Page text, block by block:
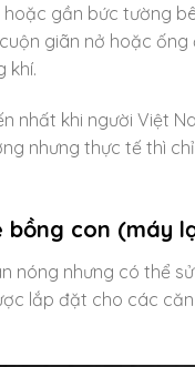
gần bức tường
giãn nở hoặc
khí.
nhất khi người Việt
nhưng thực tế thì
con (máy
nóng nhưng có thể
lắp đặt cho các